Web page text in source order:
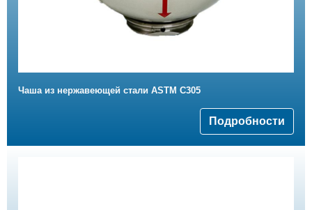
Чаша из нержавеющей стали ASTM C305
Подробности